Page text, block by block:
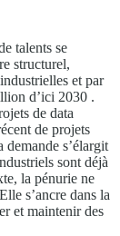
talents se
structurel,
et par
d’ici 2030 .
de data
de projets
demande s’élargit
sont déjà
la pénurie ne
s’ancre dans la
et maintenir des